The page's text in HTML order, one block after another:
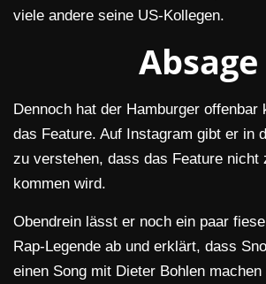
viele andere seine US-Kollegen.
Absage
Dennoch hat der Hamburger offenbar
das Feature. Auf Instagram gibt er in
zu verstehen, dass das Feature nicht
kommen wird.
Obendrein lässt er noch ein paar
Rap-Legende ab und erklärt, dass
einen Song mit Dieter Bohlen